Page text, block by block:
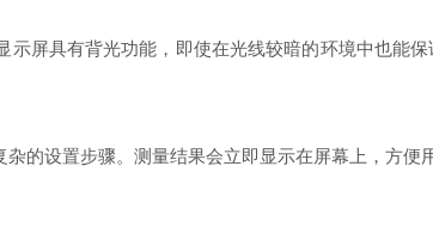
屏具有背光功能，即使在光线较暗的环境中也能
的设置步骤。测量结果会立即显示在屏幕上，方便